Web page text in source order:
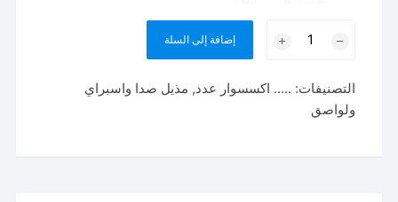
epobond
406
لاصق
إضافة إلى السلة
التصنيفات: ..... اكسسوار عدد, مذيل صدا واسبراي
ولواصق